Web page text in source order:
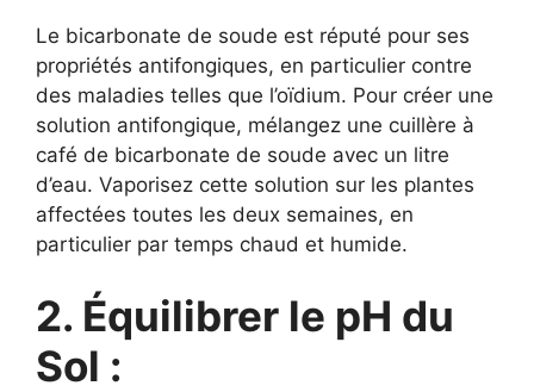
Le bicarbonate de soude est réputé pour ses
propriétés antifongiques, en particulier contre
des maladies telles que l’oïdium. Pour créer une
solution antifongique, mélangez une cuillère à
café de bicarbonate de soude avec un litre
d’eau. Vaporisez cette solution sur les plantes
affectées toutes les deux semaines, en
particulier par temps chaud et humide.
2. Équilibrer le pH du
Sol :